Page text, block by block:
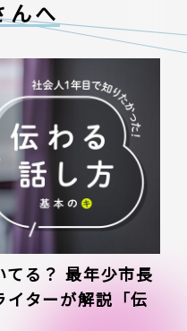
んへ
てる？ 最年少市長
ターが解説「伝